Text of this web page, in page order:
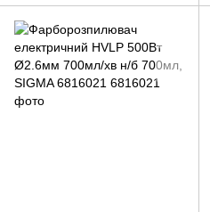
INTERTOOL